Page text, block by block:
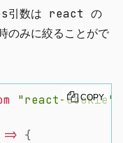
引数は react の
みに絞ることがで
"react-cookie"
=> {
COPY